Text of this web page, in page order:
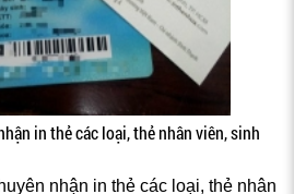
in thẻ các loại, thẻ nhân viên, sinh
nhận in thẻ các loại, thẻ nhân